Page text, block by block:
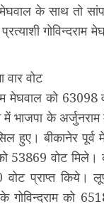
के साथ तो
प्रत्याशी
वोट
मेघवाल को 63098
में भाजपा के
हुए। बीकानेर
53869 वोट
वोट प्राप्त
को